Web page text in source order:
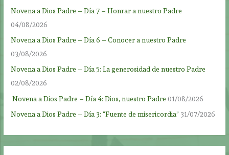
Novena a Dios Padre – Día 7 – Honrar a nuestro Padre
04/08/2026
Novena a Dios Padre – Día 6 – Conocer a nuestro Padre
03/08/2026
Novena a Dios Padre – Día 5: La generosidad de nuestro Padre
02/08/2026
Novena a Dios Padre – Día 4: Dios, nuestro Padre 01/08/2026
Novena a Dios Padre – Día 3: “Fuente de misericordia” 31/07/2026